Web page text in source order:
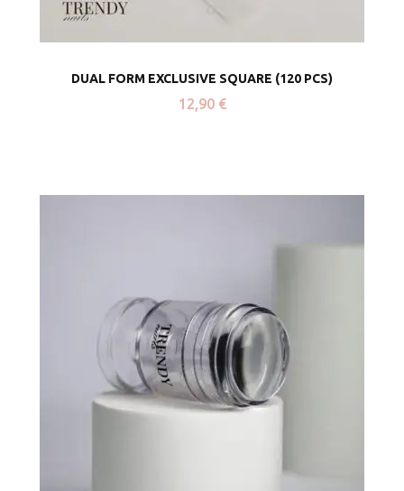
DUAL FORM EXCLUSIVE SQUARE (120 PCS)
12,90 €